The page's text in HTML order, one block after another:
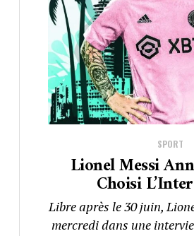
SPORT
Lionel Messi
Choisi
Libre après le 30 juin,
mercredi dans une